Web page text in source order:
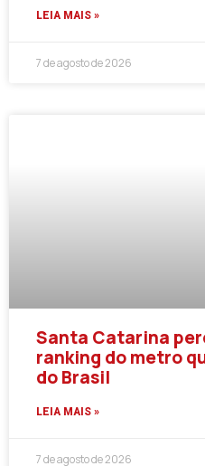
LEIA MAIS »
7 de agosto de 2026
Santa Catarina
ranking do metro
do Brasil
LEIA MAIS »
7 de agosto de 2026